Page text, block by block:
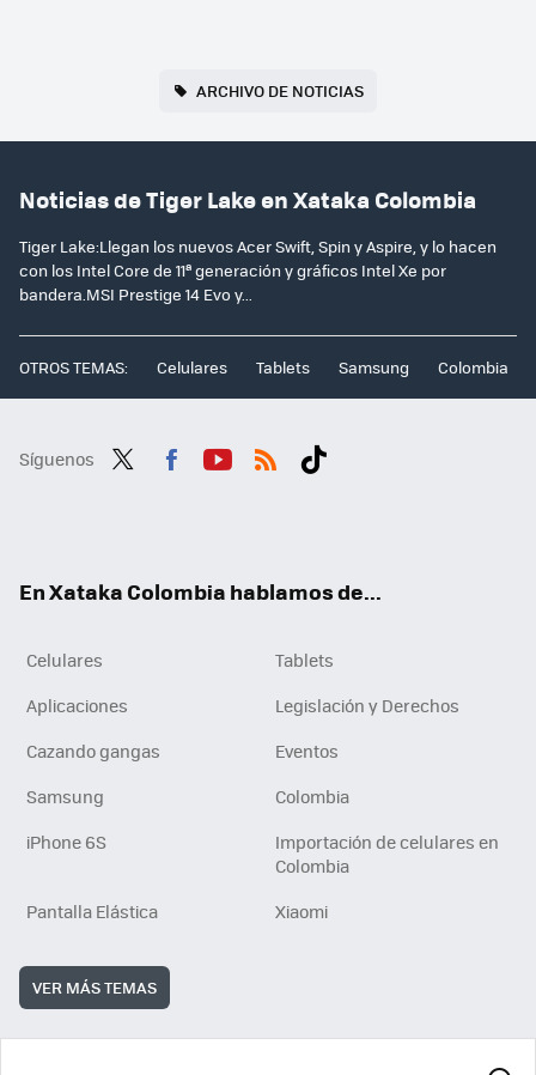
ARCHIVO DE NOTICIAS
Noticias de Tiger Lake en Xataka Colombia
Tiger Lake:Llegan los nuevos Acer Swift, Spin y Aspire, y lo hacen
con los Intel Core de 11ª generación y gráficos Intel Xe por
bandera.MSI Prestige 14 Evo y...
OTROS TEMAS: Celulares Tablets Samsung Colombia
Síguenos
En Xataka Colombia hablamos de...
Celulares
Tablets
Aplicaciones
Legislación y Derechos
Cazando gangas
Eventos
Samsung
Colombia
iPhone 6S
Importación de celulares en
Colombia
Pantalla Elástica
Xiaomi
VER MÁS TEMAS